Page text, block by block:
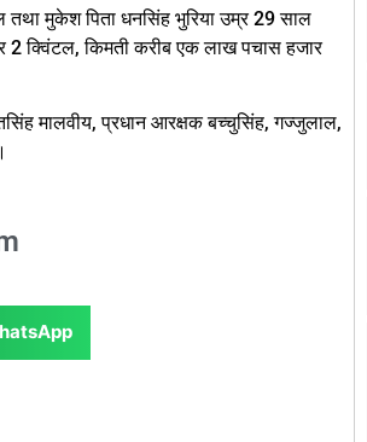
तथा मुकेश पिता धनसिंह भुरिया उम्र 29 साल
2 क्विंटल, किमती करीब एक लाख पचास हजार
मालवीय, प्रधान आरक्षक बच्चुसिंह, गज्जुलाल,